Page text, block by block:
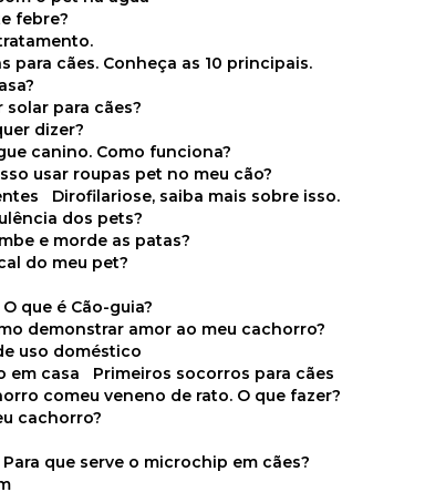
febre?
para cães. Conheça as 10 principais.
solar para cães?
dizer?
canino. Como funciona?
usar roupas pet no meu cão?
Dirofilariose, saiba mais sobre isso.
dos pets?
e morde as patas?
do meu pet?
O que é Cão-guia?
demonstrar amor ao meu cachorro?
uso doméstico
em casa
Primeiros socorros para cães
comeu veneno de rato. O que fazer?
cachorro?
Para que serve o microchip em cães?